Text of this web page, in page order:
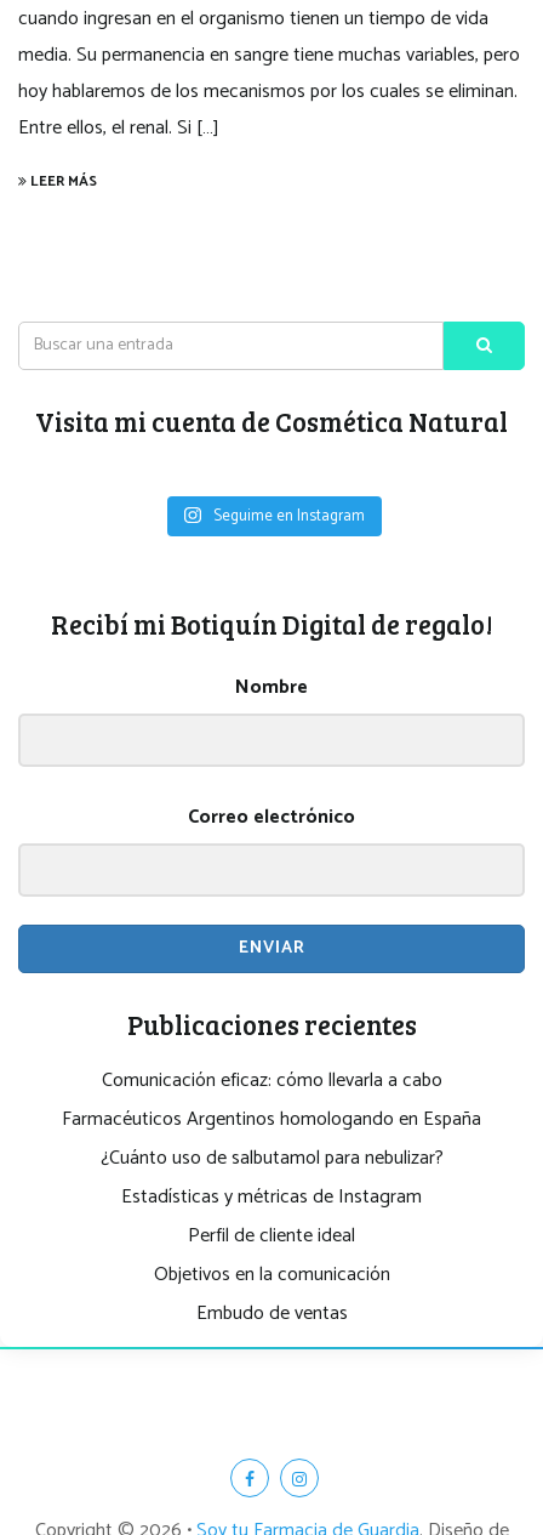
cuando ingresan en el organismo tienen un tiempo de vida
media. Su permanencia en sangre tiene muchas variables, pero
hoy hablaremos de los mecanismos por los cuales se eliminan.
Entre ellos, el renal. Si […]
LEER MÁS
Visita mi cuenta de Cosmética Natural
Seguime en Instagram
Recibí mi Botiquín Digital de regalo!
Nombre
Correo electrónico
ENVIAR
Publicaciones recientes
Comunicación eficaz: cómo llevarla a cabo
Farmacéuticos Argentinos homologando en España
¿Cuánto uso de salbutamol para nebulizar?
Estadísticas y métricas de Instagram
Perfil de cliente ideal
Objetivos en la comunicación
Embudo de ventas